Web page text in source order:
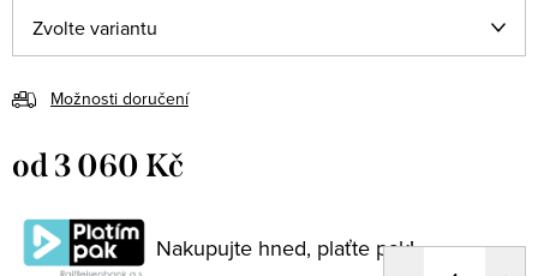
Možnosti doručení
od3 060 Kč
cena:
Nakupujte hned, plaťte pak!